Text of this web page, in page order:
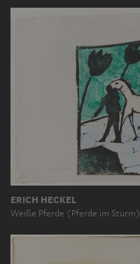
ERICH HECKEL
Weiße Pferde (Pferde im Sturm)